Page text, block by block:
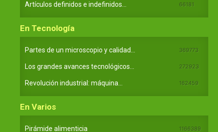
Artículos definidos e indefinidos... 66181
En Tecnología
Partes de un microscopio y calidad... 369773
Los grandes avances tecnológicos... 272923
Revolución industrial: máquina... 162459
En Varios
Pirámide alimenticia 1166389